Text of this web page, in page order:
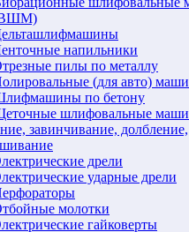
напильники
пилы по металлу
(для авто)
по бетону
шлифовальные
завинчивание, долбление,
дрели
ударные дрели
молотки
гайковерты